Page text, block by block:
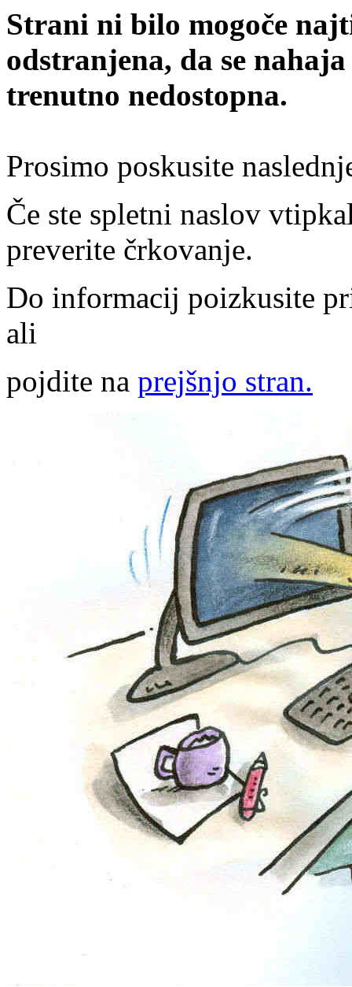
Strani ni bilo mogoče
odstranjena, da se
trenutno nedostopna.
Prosimo poskusite
Če ste spletni naslov
preverite črkovanje.
Do informacij poizkusite
ali
pojdite na prejšnjo stran.